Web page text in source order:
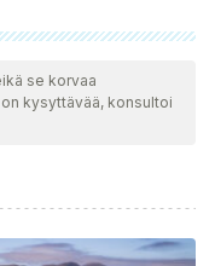
tiimimme
luotettavuuden,
artikkelin bibliografia
Zúñiga, H., &
of atopic
– Revista de
se korvaa
kysyttävää, konsultoi